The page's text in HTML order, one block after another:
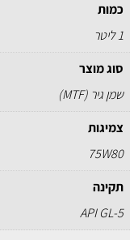
כמות
1 ליטר
סוג מוצר
שמן גיר (MTF)
צמיגות
75W80
תקינה
API GL-5